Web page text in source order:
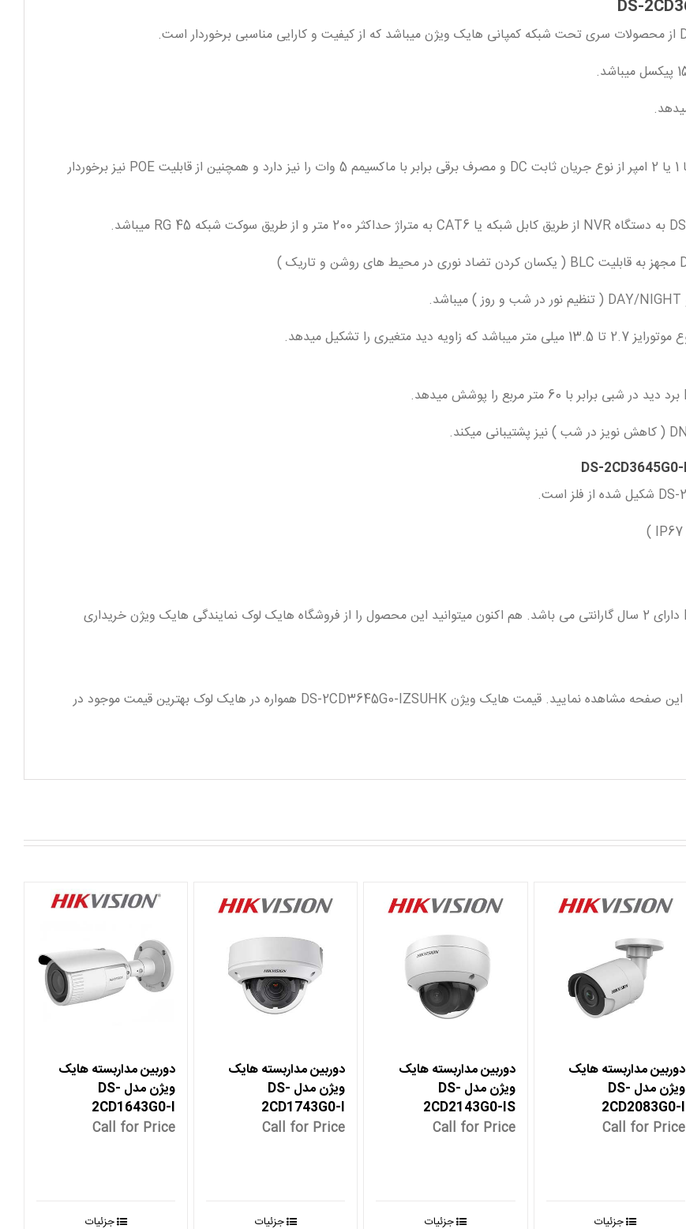
دوربین مدل DS-2CD3645G0-IZSUHK جریان مصرفی برابر با 1 یا 2 امپر از نوع جریان ثابت DC و مصرف برقی برابر با ماکسیمم 5 وات را نیز دارد و همچنین از قابلیت POE نیز برخوردار
دوربین مداربسته هایک ویژن مدل DS-2CD3645G0-IZSUHK دارای 2 سال گارانتی می باشد. هم اکنون میتوانید این محصول را از فروشگاه هایک لوک نمایندگی هایک ویژن خریداری
قیمت مدل DS-2CD3645G0-IZSUHK را همواره می توانید در این صفحه مشاهده نمایید. قیمت هایک ویژن DS-2CD3645G0-IZSUHK همواره در هایک لوک بهترین قیمت موجود در
دوربین مداربسته هایک
ویژن مدل DS-
2CD2083G0-I
Call for Price
جزئیات
دوربین مداربسته هایک
ویژن مدل DS-
2CD2143G0-IS
Call for Price
جزئیات
دوربین مداربسته هایک
ویژن مدل DS-
2CD1743G0-I
Call for Price
جزئیات
دوربین مداربسته هایک
ویژن مدل DS-
2CD1643G0-I
Call for Price
جزئیات